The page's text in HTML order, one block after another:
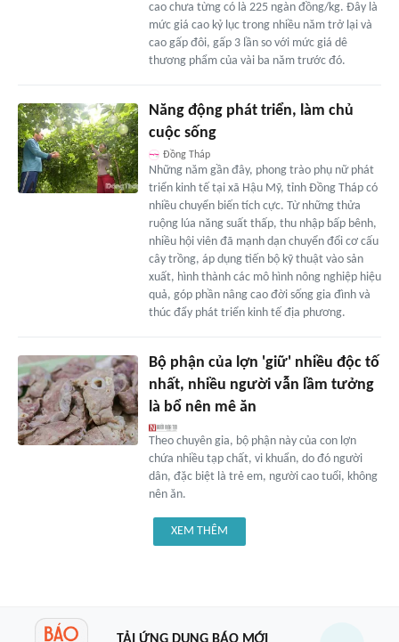
cao chưa từng có là 225 ngàn đồng/kg. Đây là
mức giá cao kỷ lục trong nhiều năm trở lại và
cao gấp đôi, gấp 3 lần so với mức giá dê
thương phẩm của vài ba năm trước đó.
Năng động phát triển, làm chủ
cuộc sống
Đồng Tháp
Những năm gần đây, phong trào phụ nữ phát
triển kinh tế tại xã Hậu Mỹ, tỉnh Đồng Tháp có
nhiều chuyển biến tích cực. Từ những thửa
ruộng lúa năng suất thấp, thu nhập bấp bênh,
nhiều hội viên đã mạnh dạn chuyển đổi cơ cấu
cây trồng, áp dụng tiến bộ kỹ thuật vào sản
xuất, hình thành các mô hình nông nghiệp hiệu
quả, góp phần nâng cao đời sống gia đình và
thúc đẩy phát triển kinh tế địa phương.
Bộ phận của lợn 'giữ' nhiều độc tố
nhất, nhiều người vẫn lầm tưởng
là bổ nên mê ăn
Theo chuyên gia, bộ phận này của con lợn
chứa nhiều tạp chất, vi khuẩn, do đó người
dân, đặc biệt là trẻ em, người cao tuổi, không
nên ăn.
XEM THÊM